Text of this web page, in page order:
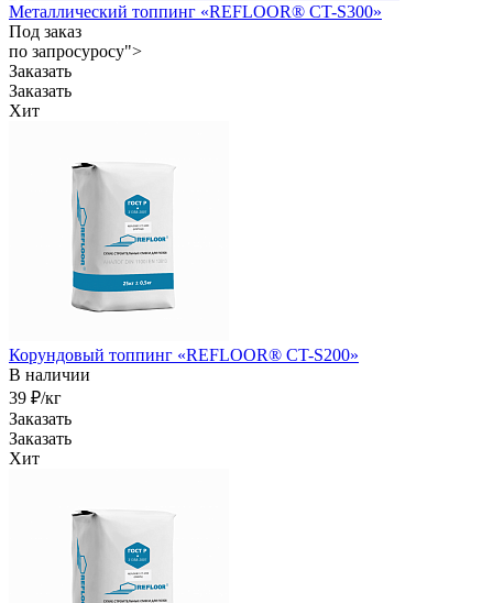
Металлический топпинг «REFLOOR® CT-S300»
Под заказ
по запросуросу">
Заказать
Заказать
Хит
Корундовый топпинг «REFLOOR® CT-S200»
В наличии
39 ₽/кг
Заказать
Заказать
Хит